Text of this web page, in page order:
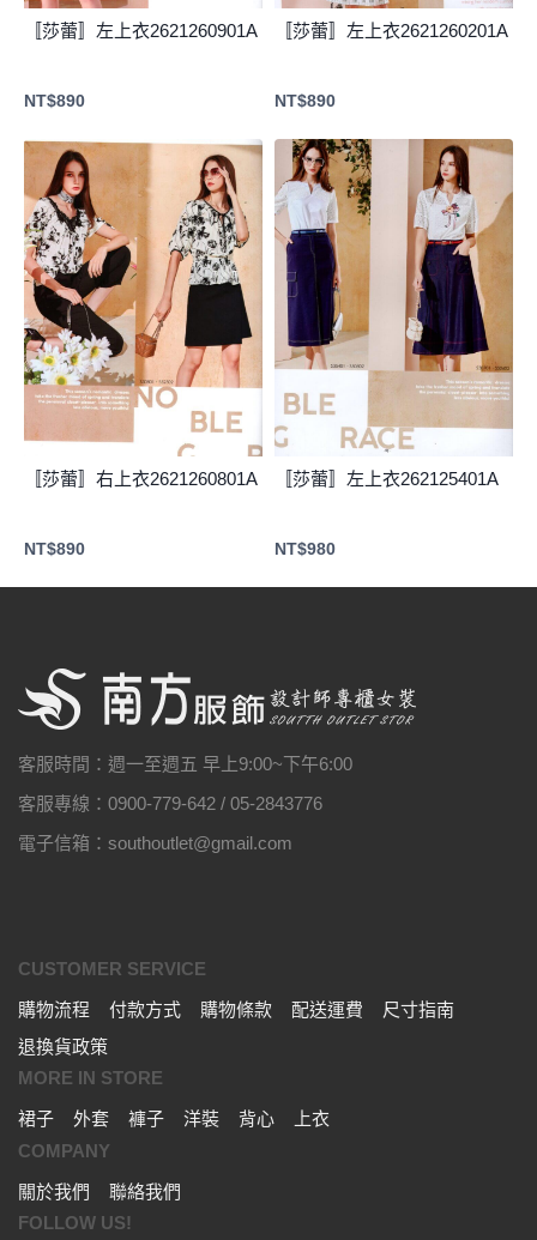
〚莎蕾〛左上衣2621260901A
NT$890
〚莎蕾〛左上衣2621260201A
NT$890
〚莎蕾〛右上衣2621260801A
NT$890
〚莎蕾〛左上衣262125401A
NT$980
客服時間：週一至週五 早上9:00~下午6:00
客服專線：0900-779-642 / 05-2843776
電子信箱：southoutlet@gmail.com
CUSTOMER SERVICE
購物流程
付款方式 購物條款 配送運費
尺寸指南
退換貨政策
MORE IN STORE
裙子
外套 褲子 洋裝 背心
上衣
COMPANY
關於我們
聯絡我們
FOLLOW US!